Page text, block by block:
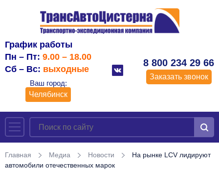
График работы
Пн – Пт: 9.00 – 18.00
Сб – Вс: выходные
Ваш город:
Челябинск
8 800 234 29 66
Заказать звонок
Главная Медиа Новости
На рынке LCV лидируют
автомобили отечественных марок